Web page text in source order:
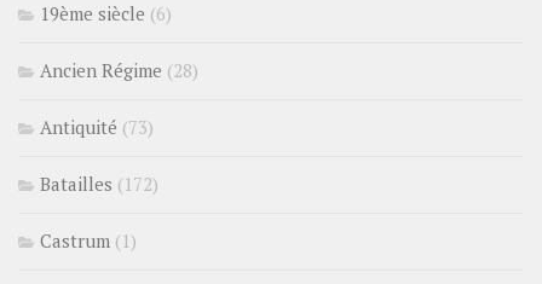
19ème siècle (6)
Ancien Régime (28)
Antiquité (73)
Batailles (172)
Castrum (1)